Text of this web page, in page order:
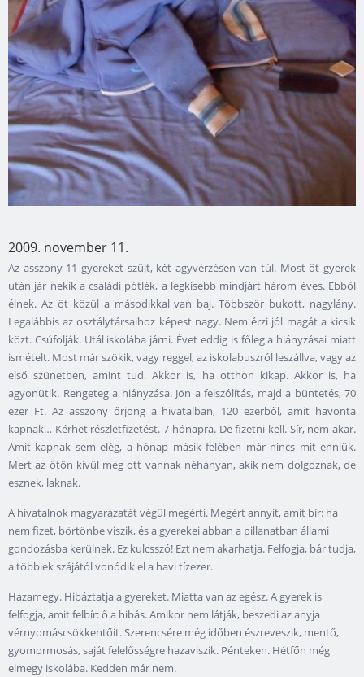
2009. november 11.
Az asszony 11 gyereket szült, két agyvérzésen van túl. Most öt gyerek
után jár nekik a családi pótlék, a legkisebb mindjárt három éves. Ebből
élnek. Az öt közül a másodikkal van baj. Többször bukott, nagylány.
Legalábbis az osztálytársaihoz képest nagy. Nem érzi jól magát a kicsik
közt. Csúfolják. Utál iskolába járni. Évet eddig is főleg a hiányzásai miatt
ismételt. Most már szökik, vagy reggel, az iskolabuszról leszállva, vagy az
első szünetben, amint tud. Akkor is, ha otthon kikap. Akkor is, ha
agyonütik. Rengeteg a hiányzása. Jön a felszólítás, majd a büntetés, 70
ezer Ft. Az asszony őrjöng a hivatalban, 120 ezerből, amit havonta
kapnak… Kérhet részletfizetést. 7 hónapra. De fizetni kell. Sír, nem akar.
Amit kapnak sem elég, a hónap másik felében már nincs mit enniük.
Mert az ötön kívül még ott vannak néhányan, akik nem dolgoznak, de
esznek, laknak.
A hivatalnok magyarázatát végül megérti. Megért annyit, amit bír: ha
nem fizet, börtönbe viszik, és a gyerekei abban a pillanatban állami
gondozásba kerülnek. Ez kulcsszó! Ezt nem akarhatja. Felfogja, bár tudja,
a többiek szájától vonódik el a havi tízezer.
Hazamegy. Hibáztatja a gyereket. Miatta van az egész. A gyerek is
felfogja, amit felbír: ő a hibás. Amikor nem látják, beszedi az anyja
vérnyomáscsökkentőit. Szerencsére még időben észreveszik, mentő,
gyomormosás, saját felelősségre hazaviszik. Pénteken. Hétfőn még
elmegy iskolába. Kedden már nem.